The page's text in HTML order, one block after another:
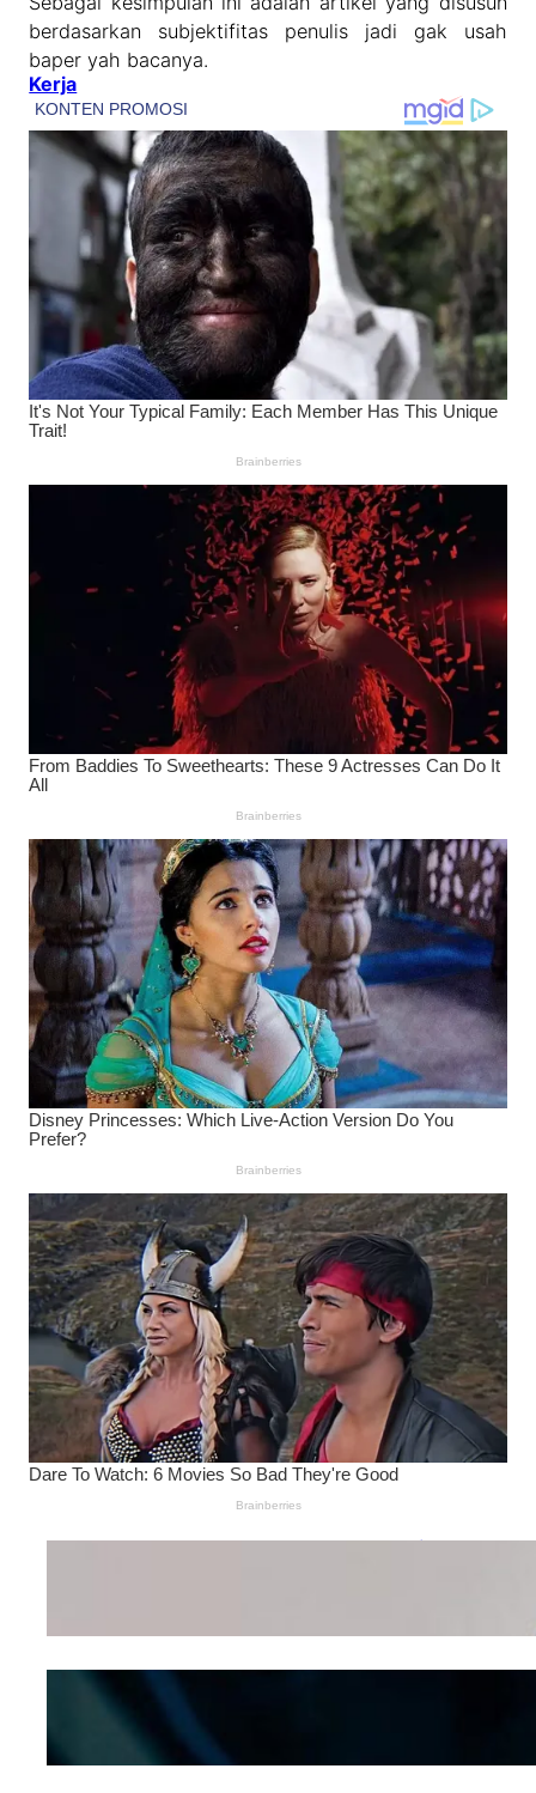
berdasarkan subjektifitas penulis jadi gak usah
baper yah bacanya.
Kerja
Wanita Pamer Pakaian
Kepribadian